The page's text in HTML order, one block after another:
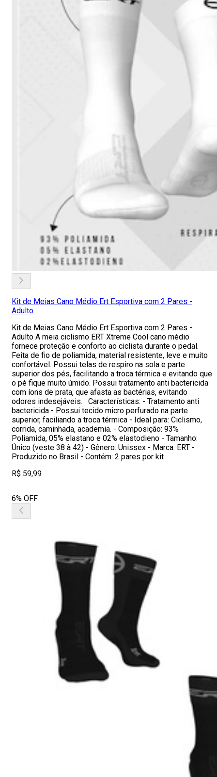
Kit de Meias Cano Médio Ert Esportiva com 2 Pares -
Adulto
Kit de Meias Cano Médio Ert Esportiva com 2 Pares -
Adulto A meia ciclismo ERT Xtreme Cool cano médio
fornece proteção e conforto ao ciclista durante o pedal.
Feita de fio de poliamida, material resistente, leve e muito
confortável. Possui telas de respiro na sola e parte
superior dos pés, facilitando a troca térmica e evitando que
o pé fique muito úmido. Possui tratamento anti bactericida
com íons de prata, que afasta as bactérias, evitando
odores indesejáveis. Características: - Tratamento anti
bactericida - Possui tecido micro perfurado na parte
superior, faciliando a troca térmica - Ideal para: Ciclismo,
corrida, caminhada, academia. - Composição: 93%
Poliamida, 05% elastano e 02% elastodieno - Tamanho:
Único (veste 38 à 42) - Gênero: Unissex - Marca: ERT -
Produzido no Brasil - Contém: 2 pares por kit
R$ 59,99
6% OFF